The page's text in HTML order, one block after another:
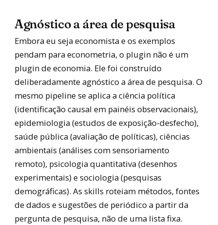
Agnóstico a área de pesquisa
Embora eu seja economista e os exemplos
pendam para econometria, o plugin não é um
plugin de economia. Ele foi construído
deliberadamente agnóstico a área de pesquisa. O
mesmo pipeline se aplica a ciência política
(identificação causal em painéis observacionais),
epidemiologia (estudos de exposição-desfecho),
saúde pública (avaliação de políticas), ciências
ambientais (análises com sensoriamento
remoto), psicologia quantitativa (desenhos
experimentais) e sociologia (pesquisas
demográficas). As skills roteiam métodos, fontes
de dados e sugestões de periódico a partir da
pergunta de pesquisa, não de uma lista fixa.